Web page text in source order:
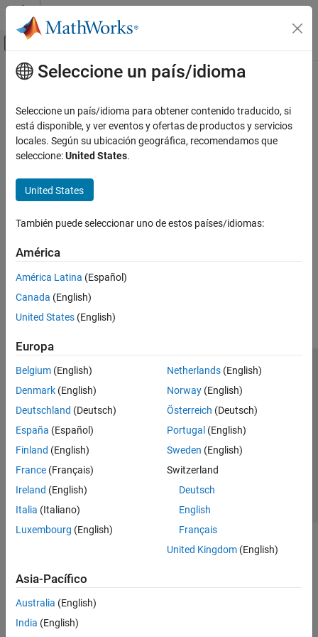
Saltar al contenido
Mostrar/ocultar menú de navegación
Inicio de Documentación
Contenido principal
How useful was this information?
Seleccione un país/idioma
Seleccione un país/idioma para obtener contenido traducido, si
está disponible, y ver eventos y ofertas de productos y servicios
locales. Según su ubicación geográfica, recomendamos que
seleccione:United States.
United States
También puede seleccionar uno de estos países/idiomas:
América
América Latina (Español)
Canada (English)
United States (English)
Europa
Belgium (English)
Denmark (English)
Deutschland (Deutsch)
España (Español)
Finland (English)
France (Français)
Ireland (English)
Italia (Italiano)
Luxembourg (English)
Netherlands(English)
Norway(English)
Österreich (Deutsch)
Portugal (English)
Sweden (English)
Switzerland
Deutsch
English
Français
United Kingdom(English)
Asia-Pacífico
Australia (English)
India (English)
Centro de confianza
Marcas comerciales
Política de privacidad
Antipiratería
Estado de las aplicaciones
Información de contacto
© 1994-2026 The MathWorks, Inc.